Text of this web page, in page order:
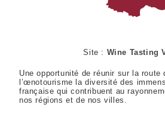
Site : Wine Tasting
Une opportunité de réunir sur la route
l’œnotourisme la diversité des
française qui contribuent au
nos régions et de nos villes.